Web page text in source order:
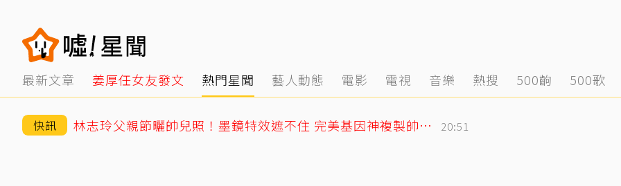
最新文章 姜厚任女友發文 熱門星聞 藝人動態 電影 電視 音樂 熱搜 500齣 500歌
快訊 林志玲父親節曬帥兒照！墨鏡特效遮不住 完美基因神複製帥出新高度 20:51